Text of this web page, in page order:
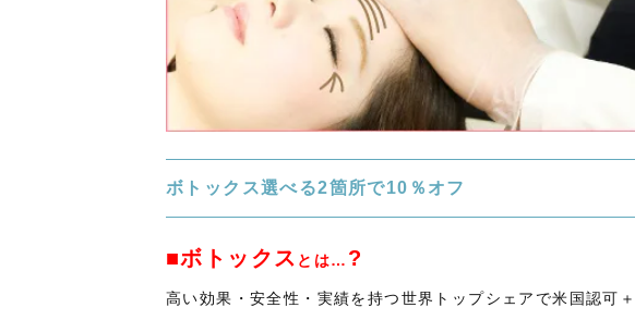
ボトックス選べる2箇所で10％オフ
■ボトックス とは… ?
高い効果・安全性・実績を持つ世界トップシェアで米国認可